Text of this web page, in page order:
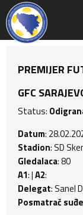
PREMIJER
GFC
Status:
Datum:
Stadion: SD
Gledalaca: 80
A1: |A2:
Delegat: Sanel
Posmatrač